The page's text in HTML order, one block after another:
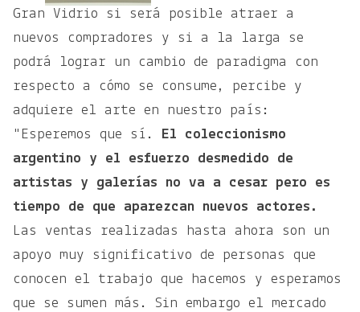
Gran Vidrio si será posible atraer a
nuevos compradores y si a la larga se
podrá lograr un cambio de paradigma con
respecto a cómo se consume, percibe y
adquiere el arte en nuestro país:
"Esperemos que sí.
El coleccionismo
argentino y el esfuerzo desmedido de
artistas y galerías no va a cesar pero es
tiempo de que aparezcan nuevos actores.
Las ventas realizadas hasta ahora son un
apoyo muy significativo de personas que
conocen el trabajo que hacemos y esperamos
que se sumen más. Sin embargo el mercado